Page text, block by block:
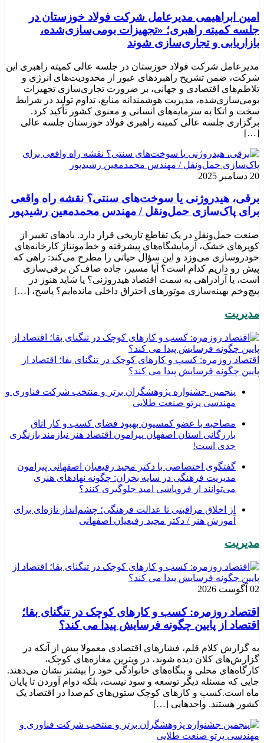
امین ابراهیمی مدیرعامل شرکت فولاد خوزستان در
جلسه کمیته راهبری؛ «تجهیزات بومی‌سازی‌شده،
بازاریابی و تجاری‌سازی شوند
مدیرعامل شرکت فولاد خوزستان در جلسه عالی کمیته راهبری این
شرکت، ضمن تشریح راهبردهای عبور از محدودیت‌های انرژی و
تلاطم‌های اقتصادی و جهانی، بر ضرورت تجاری‌سازی تجهیزات
بومی‌سازی‌شده، مدیریت هوشمندانه منابع، تداوم تولید در شرایط
سخت و اتکا به سرمایه‌های انسانی و معنوی کشور تأکید کرد.
برگزاری جلسه عالی کمیته راهبری فولاد خوزستان جلسه عالی
[…]
20 دسامبر 2025
برقی، هیدروژنی یا سوخت‌های سنتی؟ نقشه راه واقعی
برای پاک‌سازی حمل‌ونقل / مهندس محمدمعین رشیدپور
صنعت حمل‌ونقل در یک تقاطع تاریخی قرار دارد. بادهای تغییر از
کویرهای خشک، آزمایشگاه‌های پیشرفته و خط‌مونتاژ کارخانه‌های
خودروسازی می‌وزد و این سؤال حیاتی را مطرح می‌کند: راهی که
پیش رو داریم کدام است؟ آیا مسیر، جاده صاف‌کن برقی‌سازی
است، یا آزادراهی به سمت اقتصاد هیدروژنی؟ یا شاید هنوز در
پیچ‌وخم بهینه‌سازی موتورهای احتراق داخلی مانده‌ایم؟ پاسخ، […]
مدیریت
اقتصاد روزمره: کسب‌ و کارهای کوچک در تنگنای بقا؛ اقتصاد از
پایین چگونه فرسایش پیدا می کند؟
پنجمین جشنواره پژوهشگران برتر و منتخب شرکت فناوری و
مهندسی پرتو صنعت طلایی
مصاحبه با عضو کمسیون بهبود فضای کسب و کار اتاق
بازرگانی استان اصفهان پیرامون اقتصاد هنر نیازمند بازنگری
جدی است!
گفتگوی اختصاصی با دکتر مجید رفیعیان اصفهانی پیرامون
مدیریت فرهنگی در سایه بحران: چگونه نهادهای هنری
می‌توانند از فروپاشی امید جلوگیری کنند؟
از اخلاق مراقبتی تا عدالت فرهنگی؛ چشم‌انداز تازه‌ای برای
آموزش هنر / دکتر مجید رفیعیان اصفهانی
مدیریت
02 آگوست 2026
اقتصاد روزمره: کسب‌ و کارهای کوچک در تنگنای بقا؛
اقتصاد از پایین چگونه فرسایش پیدا می کند؟
به گزارش کلام قلم، فشارهای اقتصادی معمولا پیش از آنکه در
گزارش‌های کلان دیده شوند، در ویترین مغازه‌های کوچک،
کارگاه‌های محلی و بنگاه‌های خانوادگی خود را بیشتر نشان می‌دهند.
جایی که مسئله دیگر توسعه و سود نیست، بلکه دوام آوردن تا پایان
ماه است.کسب‌ و کارهای کوچک ستون‌های کم‌صدا در اقتصاد یک
کشور هستند. واحدهایی […]